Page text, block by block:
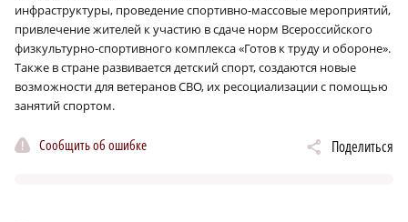
инфраструктуры, проведение спортивно-массовые мероприятий,
привлечение жителей к участию в сдаче норм Всероссийского
физкультурно-спортивного комплекса «Готов к труду и обороне».
Также в стране развивается детский спорт, создаются новые
возможности для ветеранов СВО, их ресоциализации с помощью
занятий спортом.
Сообщить об ошибке Поделиться